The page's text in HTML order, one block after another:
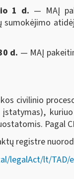
1 d. — MAĮ
sumokėjimo
d. — MAĮ
civilinio
Pagal
registre
legalAct/lt/TAD/